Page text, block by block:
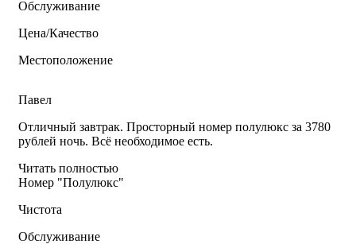
Обслуживание
Цена/Качество
Местоположение
Павел
Отличный завтрак. Просторный номер полулюкс за 3780
рублей ночь. Всё необходимое есть.
Читать полностью
Номер "Полулюкс"
Чистота
Обслуживание